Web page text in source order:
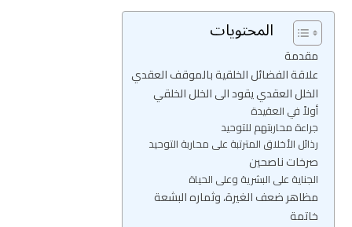
المحتويات
مقدمة
علاقة الفضائل الخلقية بالموقف العقدي
الخلل العقدي يقود الى الخلل الخلقي
أولاً في العقيدة
جراءة محاربتهم للتوحيد
رذائل الأخلاق المترتبة على محاربة التوحيد
صرخات ناصحين
الجناية على البشرية وعلى الحياة
مظاهر ضعف الغيرة، وثماره البشعة
خاتمة